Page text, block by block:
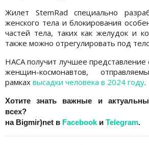
Жилет StemRad специально
женского тела и блокирования
частей тела, таких как желудок и
также можно отрегулировать под
НАСА получит лучшее представление
женщин-космонавтов,
рамках высадки человека в 2024 году.
Хотите знать важные и
всех?
на Bigmir)net в Facebookи Telegram.